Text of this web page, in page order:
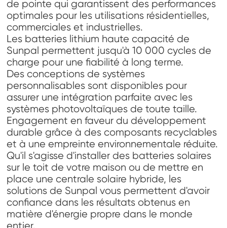
de pointe qui garantissent des performances
optimales pour les utilisations résidentielles,
commerciales et industrielles.
Les batteries lithium haute capacité de
Sunpal permettent jusqu'à 10 000 cycles de
charge pour une fiabilité à long terme.
Des conceptions de systèmes
personnalisables sont disponibles pour
assurer une intégration parfaite avec les
systèmes photovoltaïques de toute taille.
Engagement en faveur du développement
durable grâce à des composants recyclables
et à une empreinte environnementale réduite.
Qu'il s'agisse d'installer des batteries solaires
sur le toit de votre maison ou de mettre en
place une centrale solaire hybride, les
solutions de Sunpal vous permettent d'avoir
confiance dans les résultats obtenus en
matière d'énergie propre dans le monde